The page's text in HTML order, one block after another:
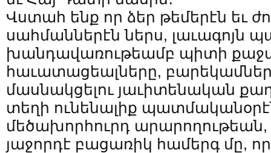
Վստահ ենք որ ձեր թեմերէն եւ
սահմաններէն ներս, լաւագոյն
խանդավառութեամբ պիտի
հաւատացեալները,
մասնակցելու յաւիտենական
տեղի ունենալիք
մեծախորհուրդ
յաջորդէ բացառիկ համերգ մը,